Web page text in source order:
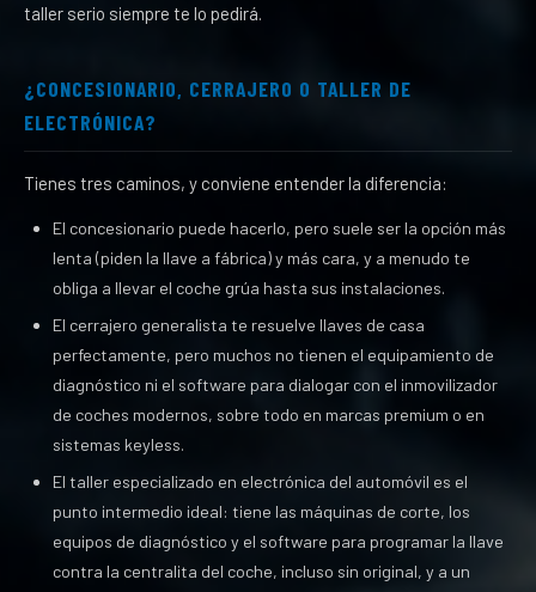
taller serio siempre te lo pedirá.
¿CONCESIONARIO, CERRAJERO O TALLER DE
ELECTRÓNICA?
Tienes tres caminos, y conviene entender la diferencia:
El concesionario puede hacerlo, pero suele ser la opción más
lenta (piden la llave a fábrica) y más cara, y a menudo te
obliga a llevar el coche grúa hasta sus instalaciones.
El cerrajero generalista te resuelve llaves de casa
perfectamente, pero muchos no tienen el equipamiento de
diagnóstico ni el software para dialogar con el inmovilizador
de coches modernos, sobre todo en marcas premium o en
sistemas keyless.
El taller especializado en electrónica del automóvil es el
punto intermedio ideal: tiene las máquinas de corte, los
equipos de diagnóstico y el software para programar la llave
contra la centralita del coche, incluso sin original, y a un